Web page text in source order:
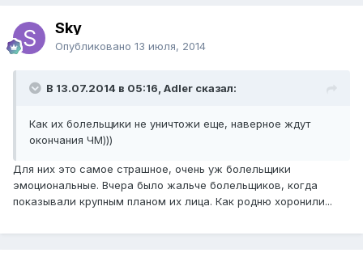
Sky
Опубликовано 13 июля, 2014
В 13.07.2014 в 05:16, Adler сказал:
Как их болельщики не уничтожи еще, наверное ждут
окончания ЧМ)))
Для них это самое страшное, очень уж болельщики
эмоциональные. Вчера было жальче болельщиков, когда
показывали крупным планом их лица. Как родню хоронили...